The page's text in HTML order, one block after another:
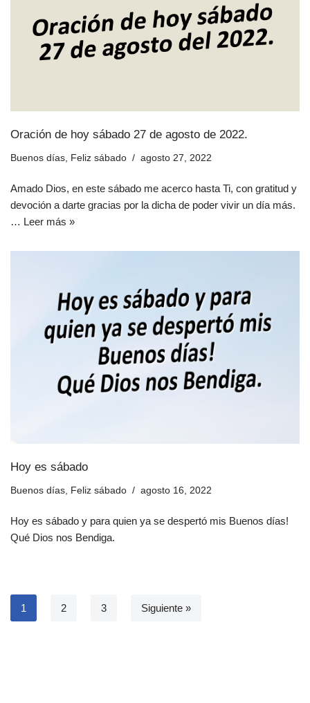
Oración de hoy sábado 27 de agosto de 2022.
Buenos días, Feliz sábado agosto 27, 2022
Amado Dios, en este sábado me acerco hasta Ti, con gratitud y
devoción a darte gracias por la dicha de poder vivir un día más.
… Leer más »
Hoy es sábado
Buenos días, Feliz sábado agosto 16, 2022
Hoy es sábado y para quien ya se despertó mis Buenos días!
Qué Dios nos Bendiga.
1 2 3 Siguiente »